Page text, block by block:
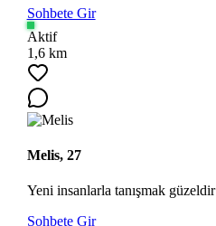
Sohbete Gir
Aktif
1,6 km
Melis, 27
Yeni insanlarla tanışmak güzeldir
Sohbete Gir